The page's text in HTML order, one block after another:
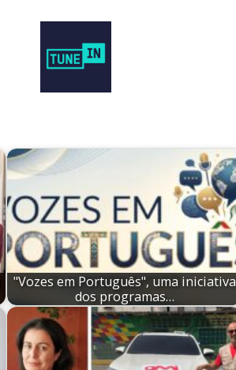
"Vozes em Português", uma iniciativa
dos programas…